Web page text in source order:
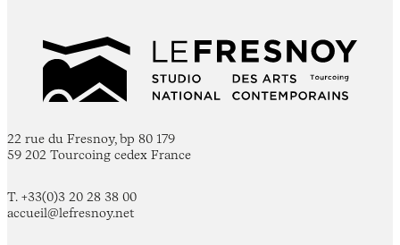
22 rue du Fresnoy, bp 80 179
59 202 Tourcoing cedex France
T. +33(0)3 20 28 38 00
accueil@lefresnoy.net